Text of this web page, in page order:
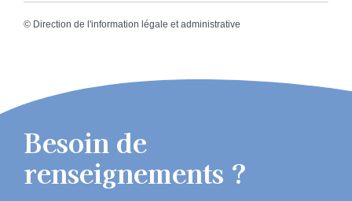
© Direction de l'information légale et administrative
Besoin de
renseignements ?